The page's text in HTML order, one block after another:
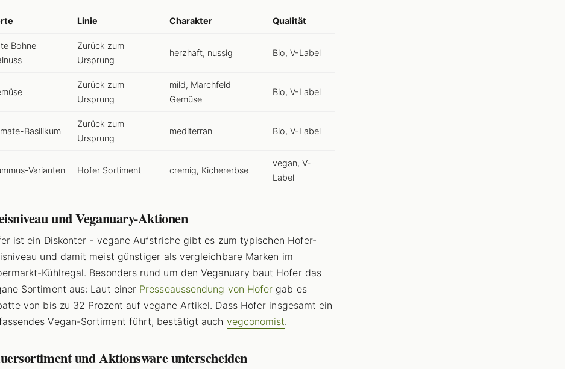
Linie Charakter Qualität
Bohne-
Zurück zum
Ursprung
herzhaft, nussig Bio, V-Label
Zurück zum
Ursprung
mild, Marchfeld-
Gemüse
Bio, V-Label
Basilikum
Zurück zum
Ursprung
mediterran Bio, V-Label
Varianten Hofer Sortiment cremig, Kichererbse
vegan, V-
Label
und Veganuary-Aktionen
ist ein Diskonter - vegane Aufstriche gibt es zum typischen Hofer-
und damit meist günstiger als vergleichbare Marken im
Kühlregal. Besonders rund um den Veganuary baut Hofer das
Sortiment aus: Laut einer Presseaussendung von Hofer gab es
von bis zu 32 Prozent auf vegane Artikel. Dass Hofer insgesamt ein
Vegan-Sortiment führt, bestätigt auch vegconomist.
und Aktionsware unterscheiden